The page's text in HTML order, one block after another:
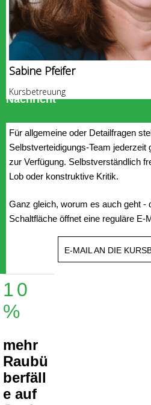
Sabine Pfeifer
Kursbetreuung
Nachricht
Für allgemeine oder Detailfragen
Selbstverteidigungs-Team jederzeit
zur Verfügung. Selbstverständlich
Lob oder konstruktive Kritik.
Ganz gleich, worum es auch geht -
Schaltfläche öffnet eine reguläre E-
E-MAIL AN DIE
10
%
mehr
Raubü
berfäll
e auf